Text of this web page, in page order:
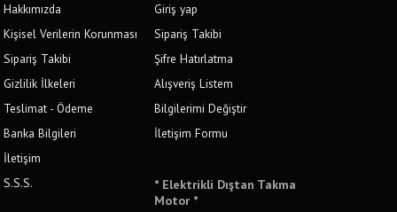
Hakkımızda
Kişisel Verilerin Korunması
Sipariş Takibi
Gizlilik İlkeleri
Teslimat - Ödeme
Banka Bilgileri
İletişim
S.S.S.
Giriş yap
Sipariş Takibi
Şifre Hatırlatma
Alışveriş Listem
Bilgilerimi Değiştir
İletişim Formu
* Elektrikli Dıştan Takma
Motor *